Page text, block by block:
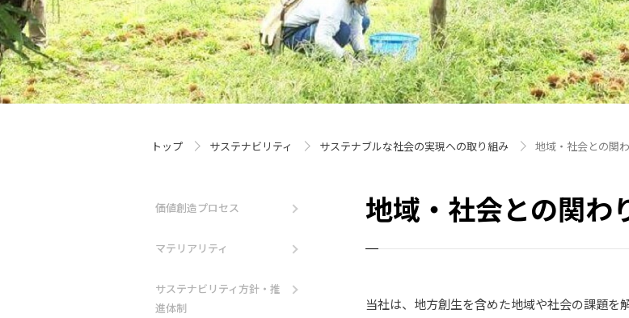
トップ サステナビリティ サステナブルな社会の実現への取り組み 地域・社会との関
価値創造プロセス
マテリアリティ
サステナビリティ方針・推
進体制
地域・社会との関わ
当社は、地方創生を含めた地域や社会の課題